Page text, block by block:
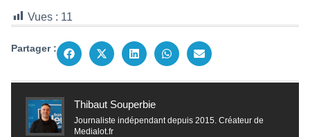
Vues : 11
Partager :
Thibaut Souperbie
Journaliste indépendant depuis 2015. Créateur de
Medialot.fr